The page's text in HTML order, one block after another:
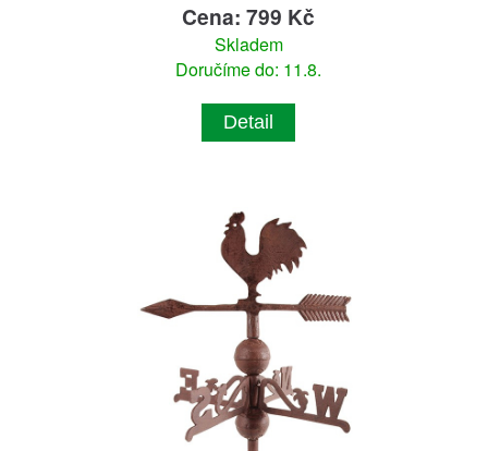
Cena: 799 Kč
Skladem
Doručíme do: 11.8.
Detail